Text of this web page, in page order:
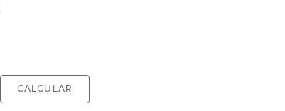
CALCULAR